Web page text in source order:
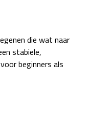
die wat naar
stabiele,
beginners als